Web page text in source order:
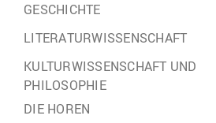
GESCHICHTE
LITERATURWISSENSCHAFT
KULTURWISSENSCHAFT UND
PHILOSOPHIE
DIE HOREN